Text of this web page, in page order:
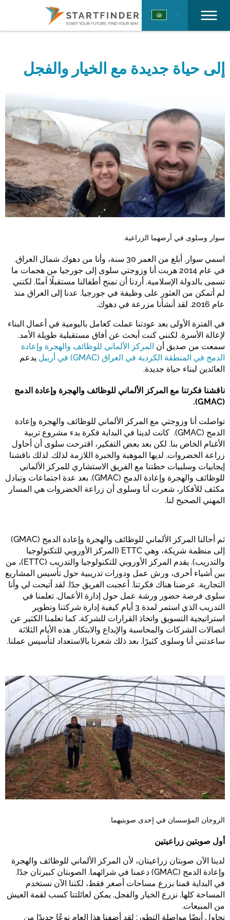
إلى حياة جديدة مع الخيار والفجل
سوار وسلوى في أرضهما الزراعية.
اسمي سوار. أبلغ من العمر 30 سنة، وأنا من دهوك شمال العراق.
في عام 2014 هربت أنا وزوجتي سلوى إلى جورجيا من هجمات ما
تسمى بالدولة الإسلامية. أردنا أن نمنح أطفالنا مستقبلًا آمنًا. لكنني
لم أتمكن من العثور على وظيفة في جورجيا. عدنا إلى العراق منذ
عام 2016. لقد أنشأنا مزرعة في دهوك.
في الفترة الأولى بعد عودتنا عملت كعامل باليومية في أعمال البناء
لإعالة الأسرة. لكنني كنت أبحث عن أفاق مستقبلية طويلة الأمد.
سمعت من صديق أن المركز الألماني للوظائف والهجرة وإعادة
الدمج في المنطقة الكردية في العراق (GMAC) في أربيل
يدعم
العائدين لبناء حياة جديدة.
ناقشنا فكرتنا مع المركز الألماني للوظائف والهجرة وإعادة الدمج
(GMAC).
تواصلت أنا وزوجتي مع المركز الألماني للوظائف والهجرة وإعادة
الدمج (GMAC). كانت لدينا في البداية فكرة بدء مشروع تربية
الأغنام الخاص بنا. لكن بعد بعض التفكير، اقترحت سلوى أن أحاول
زراعة الخضروات. لديها الموهبة والخبرة اللازمة لذلك. لذلك ناقشنا
إيجابيات وسلبيات خطتنا مع الفريق الاستشاري للمركز الألماني
للوظائف والهجرة وإعادة الدمج (GMAC). بعد عدة اجتماعات وتبادل
مكثف للأفكار، شعرت أنا وسلوى أن زراعة الخضروات هي المسار
المهني الصحيح لنا.
ثم أحالنا المركز الألماني للوظائف والهجرة وإعادة الدمج (GMAC)
إلى منظمة شريكة، وهي ETTC (المركز الأوروبي للتكنولوجيا
والتدريب). يقدم المركز الأوروبي للتكنولوجيا والتدريب (ETTC)، من
بين أشياء أخرى، ورش عمل ودورات تدريبية حول تأسيس المشاريع
التجارية. عرضنا هناك فكرتنا. أعجبت الفريق جدًا. لقد أتيحت لي وأنا
سلوى فرصة حضور ورشة عمل حول إدارة الأعمال. تعلمنا في
التدريب الذي استمر لمدة 3 أيام كيفية إدارة شركتنا وتطوير
استراتيجية التسويق واتخاذ القرارات للشركة. كما تعلمنا الكثير عن
اتصالات الشركات والمحاسبة والإبداع والابتكار. هذه الأيام الثلاثة
ساعدتني أنا وسلوى كثيرًا. بعد ذلك شعرنا بالاستعداد لتأسيس عملنا.
الزوجان المؤسسان في إحدى صوبتيهما.
أول صوبتين زراعيتين
لدينا الآن صوبتان زراعيتان، لأن المركز الألماني للوظائف والهجرة
وإعادة الدمج (GMAC) دعمنا في شرائهما. الصوبتان كبيرتان جدًا.
في البداية قمنا بزرع مساحات أصغر فقط، لكننا الآن نستخدم
المساحة كلها. نزرع الخيار والفجل. يمكن لعائلتنا كسب لقمة العيش
من المبيعات.
نحاول أيضًا مواصلة التطور: لقد أضفنا هذا العام نوعًا جديدًا من